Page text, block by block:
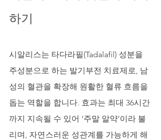
하기
시알리스는 타다라필(Tadalafil) 성분을
주성분으로 하는 발기부전 치료제로, 남
성의 혈관을 확장해 원활한 혈류 흐름을
돕는 역할을 합니다. 효과는 최대 36시간
까지 지속될 수 있어 ‘주말 알약’이라 불
리며, 자연스러운 성관계를 가능하게 해